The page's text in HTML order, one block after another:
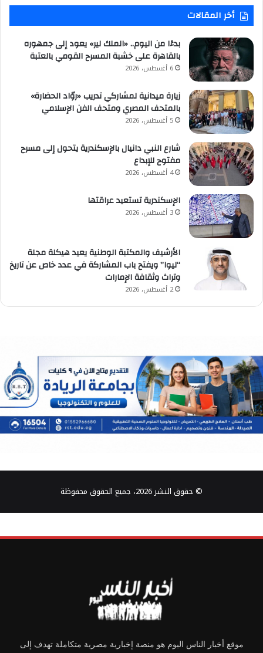
أخر المقالات
بدءًا من اليوم.. «الملك لير» يعود إلى جمهوره
بالقاهرة على خشبة المسرح القومي بالعتبة
6 أغسطس، 2026
زيارة ميدانية لمشاركي تدريب «روّاد الحضارة»
بالمتحف المصري ومتحف الفن الإسلامي
5 أغسطس، 2026
شارع النبي دانيال بالإسكندرية يتحول إلى مسرح
مفتوح للإبداع
4 أغسطس، 2026
الإسكندرية تستعيد عراقتها
3 أغسطس، 2026
الأرشيف والمكتبة الوطنية يعيد هيكلة مجلة
“ليوا” ويفتح باب المشاركة في عدد خاص عن تاريخ
وتراث وثقافة الإمارات
2 أغسطس، 2026
© حقوق النشر 2026، جميع الحقوق محفوظة
موقع أخبار الناس اليوم هو منصة إخبارية مصرية متكاملة تهدف إلى